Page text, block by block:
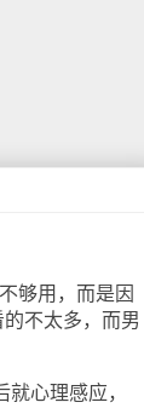
够用，而是因
不太多，而男
心理感应，